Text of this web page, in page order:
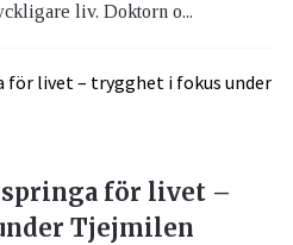
liv. Doktorn o...
springa för livet –
Tjejmilen